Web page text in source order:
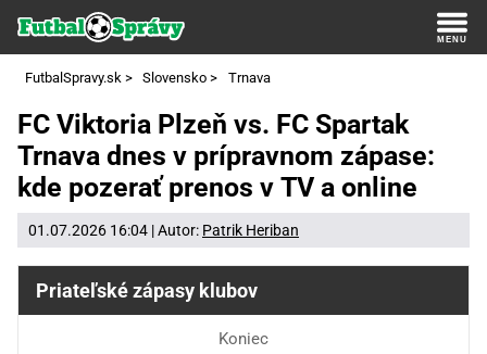
FutbalSpravy.sk > Slovensko > Trnava
FC Viktoria Plzeň vs. FC Spartak
Trnava dnes v prípravnom zápase:
kde pozerať prenos v TV a online
01.07.2026 16:04 | Autor: Patrik Heriban
Priateľské zápasy klubov
Koniec